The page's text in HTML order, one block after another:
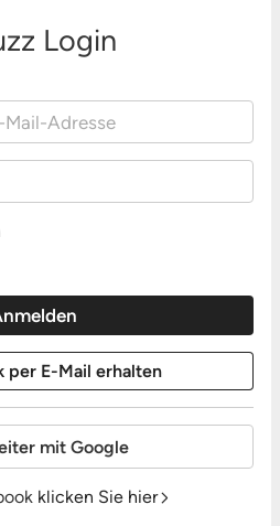
Login
mit Google
klicken Sie hier